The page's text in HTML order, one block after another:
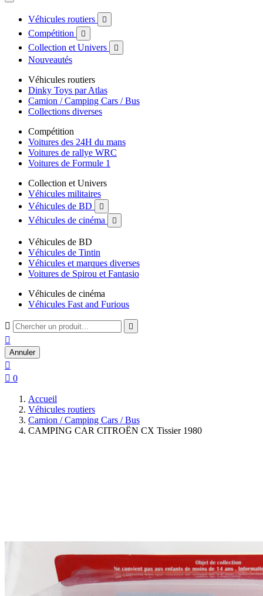
Véhicules routiers 
Compétition 
Collection et Univers 
Nouveautés
Véhicules routiers
Dinky Toys par Atlas
Camion / Camping Cars / Bus
Collections diverses
Compétition
Voitures des 24H du mans
Voitures de rallye WRC
Voitures de Formule 1
Collection et Univers
Véhicules militaires
Véhicules de BD

Véhicules de cinéma 
Véhicules de BD
Véhicules de Tintin
Véhicules et marques diverses
Voitures de Spirou et Fantasio
Véhicules de cinéma
Véhicules Fast and Furious
 

Annuler

 0
Accueil
Véhicules routiers
Camion / Camping Cars / Bus
CAMPING CAR CITROËN CX Tissier 1980